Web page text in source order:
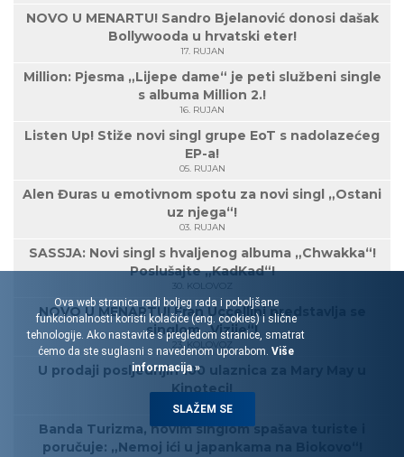
NOVO U MENARTU! Sandro Bjelanović donosi dašak
Bollywooda u hrvatski eter!
17. RUJAN
Million: Pjesma „Lijepe dame“ je peti službeni single
s albuma Million 2.!
16. RUJAN
Listen Up! Stiže novi singl grupe EoT s nadolazećeg
EP-a!
05. RUJAN
Alen Đuras u emotivnom spotu za novi singl „Ostani
uz njega“!
03. RUJAN
SASSJA: Novi singl s hvaljenog albuma „Chwakka“!
Poslušajte „KadKad“!
30. KOLOVOZ
NOVO U MENARTU! Fran Uccellini predstavlja se
singlom „Vizije“!
23. KOLOVOZ
U prodaji posljednjih 100 ulaznica za Mary May u
Kinoteci!
21. KOLOVOZ
Banda Turizma, novim singlom spašava turiste i
poručuje: „Nemoj ići u japankama na Biokovo“!
Ova web stranica radi boljeg rada i poboljšane
funkcionalnosti koristi kolačiće (eng. cookies) i slične
tehnologije. Ako nastavite s pregledom stranice, smatrat
ćemo da ste suglasni s navedenom uporabom. Više
informacija »
SLAŽEM SE